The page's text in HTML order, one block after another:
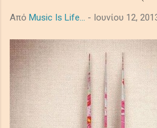
τρόμου, μεταμορφώνοντας
σε μια όμορφα έρημη τελετουργία
τελευταία, ξεθωριασμένη λάμψη
τα βαθιά synths το πιάνο και τα
ατμόσφαιρα μελαγχολική,
θέμα την μοναξιά και τη φθορά στο
shadowed ...
Από Music Is Life... - Ιουνίου 12,